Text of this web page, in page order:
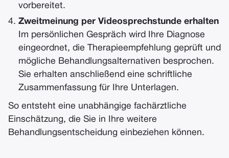
vorbereitet.
Zweitmeinung per Videosprechstunde erhalten
Im persönlichen Gespräch wird Ihre Diagnose
eingeordnet, die Therapieempfehlung geprüft und
mögliche Behandlungsalternativen besprochen.
Sie erhalten anschließend eine schriftliche
Zusammenfassung für Ihre Unterlagen.
So entsteht eine unabhängige fachärztliche
Einschätzung, die Sie in Ihre weitere
Behandlungsentscheidung einbeziehen können.